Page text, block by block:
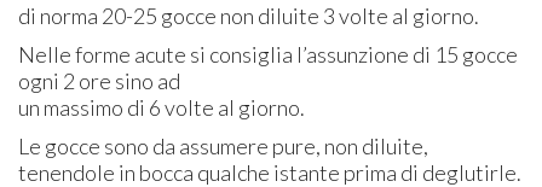
di norma 20-25 gocce non diluite 3 volte al giorno.
Nelle forme acute si consiglia l’assunzione di 15 gocce
ogni 2 ore sino ad
un massimo di 6 volte al giorno.
Le gocce sono da assumere pure, non diluite,
tenendole in bocca qualche istante prima di deglutirle.